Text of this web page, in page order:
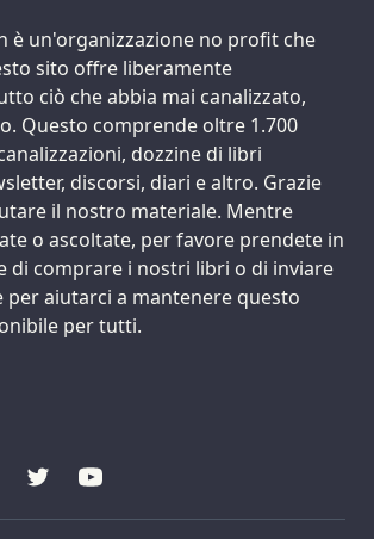
è un'organizzazione no profit che
sito offre liberamente
ciò che abbia mai canalizzato,
Questo comprende oltre 1.700
dozzine di libri
discorsi, diari e altro. Grazie
il nostro materiale. Mentre
o ascoltate, per favore prendete in
di comprare i nostri libri o di inviare
per aiutarci a mantenere questo
per tutti.